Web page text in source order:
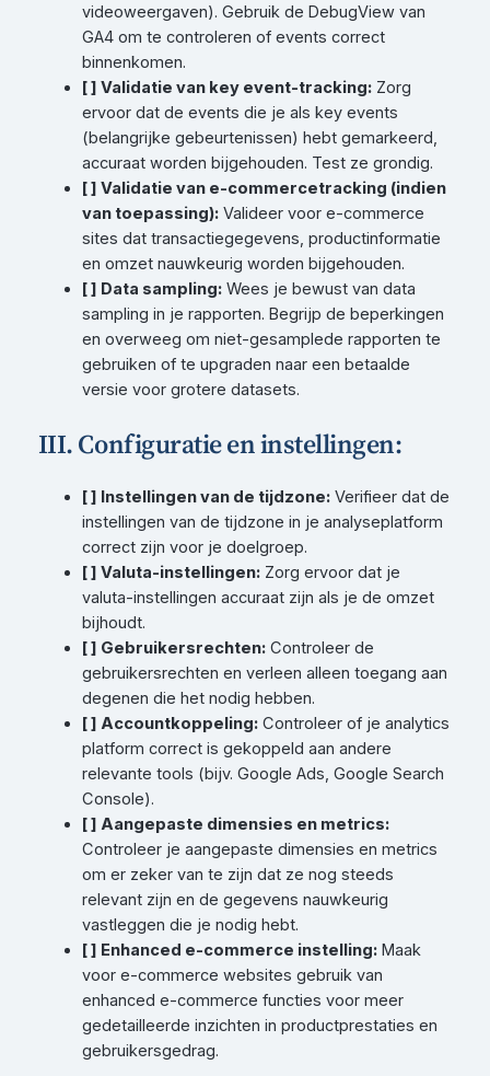
videoweergaven). Gebruik de DebugView van
GA4 om te controleren of events correct
binnenkomen.
[ ] Validatie van key event-tracking:Zorg
ervoor dat de events die je als key events
(belangrijke gebeurtenissen) hebt gemarkeerd,
accuraat worden bijgehouden. Test ze grondig.
[ ] Validatie van e-commercetracking (indien
van toepassing):Valideer voor e-commerce
sites dat transactiegegevens, productinformatie
en omzet nauwkeurig worden bijgehouden.
[ ] Data sampling:Wees je bewust van data
sampling in je rapporten. Begrijp de beperkingen
en overweeg om niet-gesamplede rapporten te
gebruiken of te upgraden naar een betaalde
versie voor grotere datasets.
III. Configuratie en instellingen:
[ ] Instellingen van de tijdzone:Verifieer dat de
instellingen van de tijdzone in je analyseplatform
correct zijn voor je doelgroep.
[ ] Valuta-instellingen:Zorg ervoor dat je
valuta-instellingen accuraat zijn als je de omzet
bijhoudt.
[ ] Gebruikersrechten:Controleer de
gebruikersrechten en verleen alleen toegang aan
degenen die het nodig hebben.
[ ] Accountkoppeling:Controleer of je analytics
platform correct is gekoppeld aan andere
relevante tools (bijv. Google Ads, Google Search
Console).
[ ] Aangepaste dimensies en metrics:
Controleer je aangepaste dimensies en metrics
om er zeker van te zijn dat ze nog steeds
relevant zijn en de gegevens nauwkeurig
vastleggen die je nodig hebt.
[ ] Enhanced e-commerce instelling:Maak
voor e-commerce websites gebruik van
enhanced e-commerce functies voor meer
gedetailleerde inzichten in productprestaties en
gebruikersgedrag.